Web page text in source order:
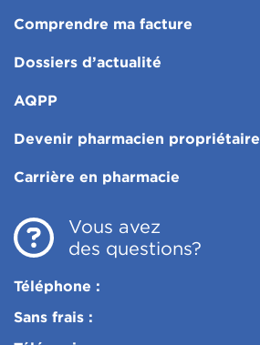
Vous avez
des questions?
Téléphone :
Sans frais :
Comprendre ma facture
Dossiers d’actualité
AQPP
Devenir pharmacien propriétaire
Carrière en pharmacie